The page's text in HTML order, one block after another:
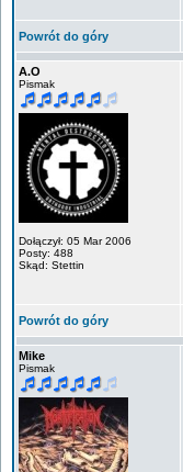
Powrót do góry
A.O
Pismak
Dołączył: 05 Mar 2006
Posty: 488
Skąd: Stettin
Powrót do góry
Mike
Pismak